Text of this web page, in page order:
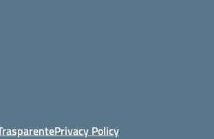
Privacy Policy